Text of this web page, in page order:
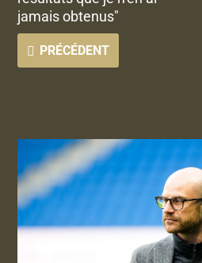
jamais obtenus"
PRÉCÉDENT